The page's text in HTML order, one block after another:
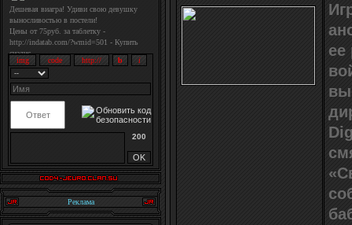
200
Реклама
ее